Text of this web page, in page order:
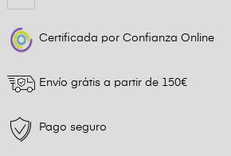
Certificada por Confianza Online
Envío grátis a partir de 150€
Pago seguro